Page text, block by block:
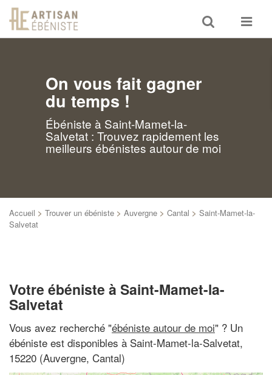
Toggle
search
Toggle
On vous fait gagner
du temps !
Ébéniste à Saint-Mamet-la-
Salvetat : Trouvez rapidement les
meilleurs ébénistes autour de moi
Accueil > Trouver un ébéniste > Auvergne > Cantal > Saint-Mamet-la-
Salvetat
Votre ébéniste à Saint-Mamet-la-
Salvetat
Vous avez recherché "ébéniste autour de moi" ? Un
ébéniste est disponibles à Saint-Mamet-la-Salvetat,
15220 (Auvergne, Cantal)